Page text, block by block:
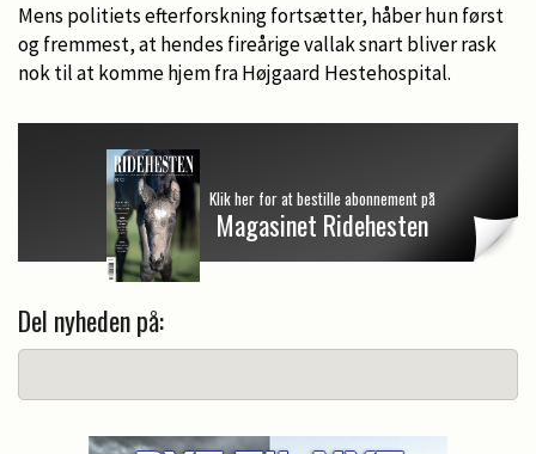
Mens politiets efterforskning fortsætter, håber hun først
og fremmest, at hendes fireårige vallak snart bliver rask
nok til at komme hjem fra Højgaard Hestehospital.
Klik her for at bestille abonnement på
Magasinet Ridehesten
Del nyheden på: